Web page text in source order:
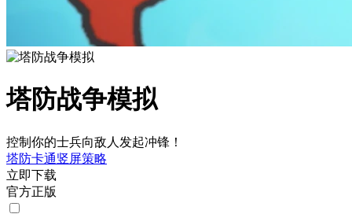
塔防战争模拟
控制你的士兵向敌人发起冲锋！
塔防卡通竖屏策略
立即下载
官方正版